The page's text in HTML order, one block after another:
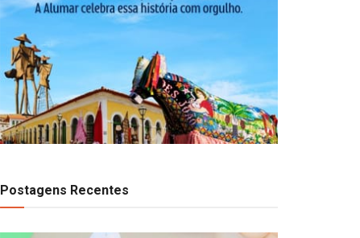
Postagens Recentes